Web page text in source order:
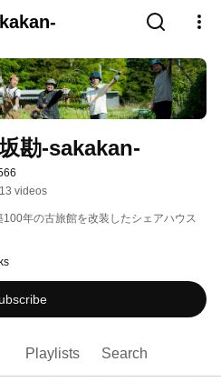
勘-sakakan-
13 videos
年の古旅館を改装したシェアハウス
Playlists Search